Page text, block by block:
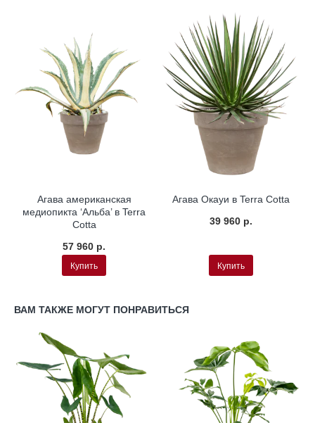
Агава американская
медиопикта ‘Альба’ в Terra
Cotta
57 960 р.
Купить
Агава Окауи в Terra Cotta
39 960 р.
Купить
ВАМ ТАКЖЕ МОГУТ ПОНРАВИТЬСЯ